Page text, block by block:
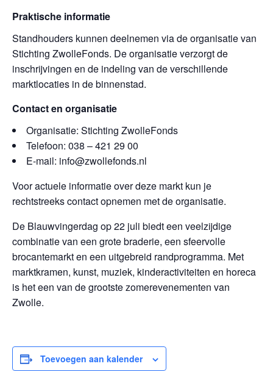
Praktische informatie
Standhouders kunnen deelnemen via de organisatie van
Stichting ZwolleFonds. De organisatie verzorgt de
inschrijvingen en de indeling van de verschillende
marktlocaties in de binnenstad.
Contact en organisatie
Organisatie: Stichting ZwolleFonds
Telefoon: 038 – 421 29 00
E-mail: info@zwollefonds.nl
Voor actuele informatie over deze markt kun je
rechtstreeks contact opnemen met de organisatie.
De Blauwvingerdag op 22 juli biedt een veelzijdige
combinatie van een grote braderie, een sfeervolle
brocantemarkt en een uitgebreid randprogramma. Met
marktkramen, kunst, muziek, kinderactiviteiten en horeca
is het een van de grootste zomerevenementen van
Zwolle.
Toevoegen aan kalender